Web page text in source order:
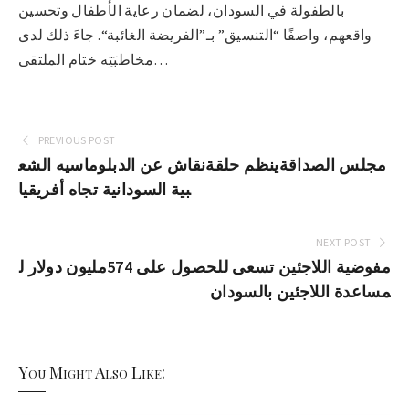
بالطفولة في السودان، لضمان رعاية الأطفال وتحسين
واقعهم، واصفًا “التنسيق” بـ”الفريضة الغائبة“. جاءَ ذلك لدى
مخاطبَتِه ختام الملتقى…
PREVIOUS POST
مجلس الصداقةينظم حلقةنقاش عن الدبلوماسيه الشع
بية السودانية تجاه أفريقيا
NEXT POST
مفوضية اللاجئين تسعى للحصول على 574مليون دولار ل
مساعدة اللاجئين بالسودان
You Might Also Like: